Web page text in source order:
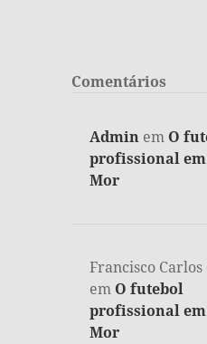
Comentários
Admin em O
profissional
Mor
Francisco
em O futebol
profissional
Mor